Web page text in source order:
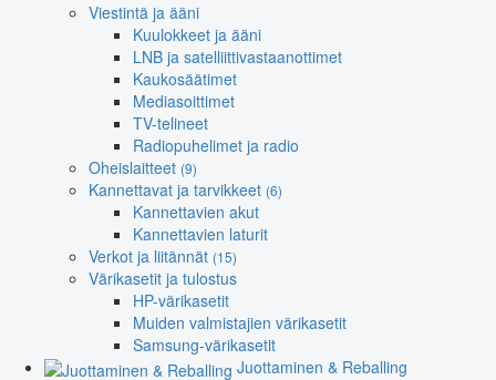
Viestintä ja ääni
Kuulokkeet ja ääni
LNB ja satelliittivastaanottimet
Kaukosäätimet
Mediasoittimet
TV-telineet
Radiopuhelimet ja radio
Oheislaitteet (9)
Kannettavat ja tarvikkeet (6)
Kannettavien akut
Kannettavien laturit
Verkot ja liitännät (15)
Värikasetit ja tulostus
HP-värikasetit
Muiden valmistajien värikasetit
Samsung-värikasetit
Juottaminen & Reballing